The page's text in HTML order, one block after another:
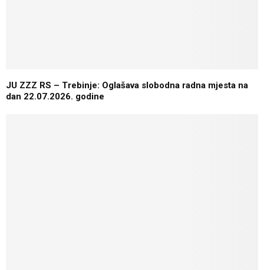
JU ZZZ RS – Trebinje: Oglašava slobodna radna mjesta na
dan 22.07.2026. godine